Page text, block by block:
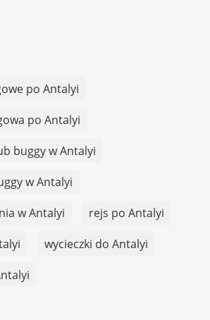
po Antalyi
po Antalyi
buggy w Antalyi
w Antalyi
w Antalyi
rejs po Antalyi
wycieczki do Antalyi